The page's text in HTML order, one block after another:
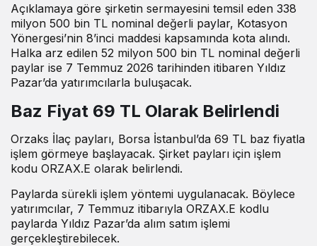
Açıklamaya göre şirketin sermayesini temsil eden 338
milyon 500 bin TL nominal değerli paylar, Kotasyon
Yönergesi’nin 8’inci maddesi kapsamında kota alındı.
Halka arz edilen 52 milyon 500 bin TL nominal değerli
paylar ise 7 Temmuz 2026 tarihinden itibaren Yıldız
Pazar’da yatırımcılarla buluşacak.
Baz Fiyat 69 TL Olarak Belirlendi
Orzaks İlaç payları, Borsa İstanbul’da 69 TL baz fiyatla
işlem görmeye başlayacak. Şirket payları için işlem
kodu ORZAX.E olarak belirlendi.
Paylarda sürekli işlem yöntemi uygulanacak. Böylece
yatırımcılar, 7 Temmuz itibarıyla ORZAX.E kodlu
paylarda Yıldız Pazar’da alım satım işlemi
gerçekleştirebilecek.